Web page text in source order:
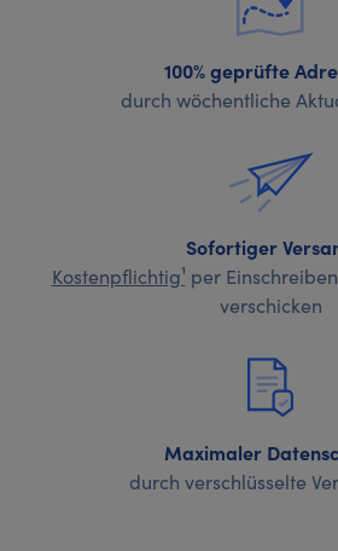
100% geprüfte
durch wöchentliche
Sofortiger
Kostenpflichtig¹ per
verschicken
Maximaler
durch verschlüsselte